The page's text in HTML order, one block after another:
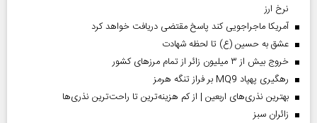
نرخ ارز
آمریکا ماجراجویی کند پاسخ مقتضی دریافت خواهد کرد
عشق به حسین (ع) تا لحظه شهادت
خروج بیش از ۳ میلیون زائر از تمام مرز‌های کشور
رهگیری پهپاد MQ9 بر فراز تنگه هرمز
بهترین نذری‌های اربعین | از کم هزینه‌ترین تا راحت‌ترین نذری‌ها
‌زائران سبز